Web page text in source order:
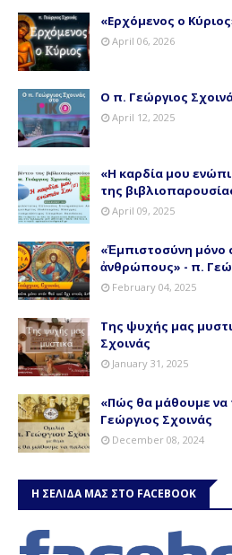
«Ερχόμενος ο
April 06, 2026
Ο π. Γεώργιος
April 12, 2025
«Η καρδία μου
της
April 09, 2025
«Ἐμπιστοσύνη μόνο
ἀνθρώπους» - π.
February 04, 2025
Της ψυχής μας
Σχοινάς
January 31, 2025
«Πώς θα μάθουμε
Γεώργιος Σχοινάς
December 08, 2024
Η ΣΕΛΙΔΑ ΜΑΣ ΣΤΟ FACEBOOK